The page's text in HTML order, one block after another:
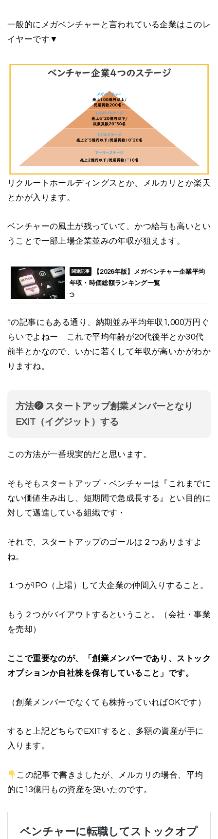
一般的にメガベンチャーと言われている企業はこのレ
イヤーです▼
リクルートホールディングスとか、メルカリとか楽天
とかが入ります。
ベンチャーの風土が残っていて、かつ給与も高いとい
うことで一部上場企業並みの年収が狙えます。
【2026年版】メガベンチャー企業平均
年収・時価総額ランキング一覧
↑の記事にもある通り、納期並み平均年収1,000万円ぐ
らいでよねー これで平均年齢が20代後半とか30代
前半とかなので、いかに若くして年収が高いかがわか
りますね。
方法❷ スタートアップ創業メンバーとなり
EXIT（イグジット）する
この方法が一番現実的だと思います。
そもそもスタートアップ・ベンチャーは『これまでに
ない価値生み出し、短期間で急成長する』とい目的に
対して邁進している組織です・
それで、スタートアップのゴールは２つありますよ
ね。
１つがIPO（上場）して大企業の仲間入りすること。
もう２つがバイアウトするということ。（会社・事業
を売却）
ここで重要なのが、「創業メンバーであり、ストック
オプションか自社株を保有していること」です。
（創業メンバーでなくても株持っていればOKです）
すると上記どちらでEXITすると、多額の資産が手に
入ります。
この記事で書きましたが、メルカリの場合、平均
的に13億円もの資産を築いたのです。